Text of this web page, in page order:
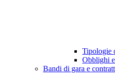
Tipologie
Obblighi
Bandi di gara e